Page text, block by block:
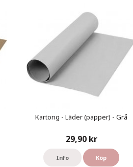
Kartong - Läder (papper) - Grå
29,90 kr
Info Köp